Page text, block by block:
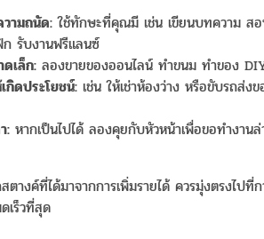
วามถนัด:ใช้ทักษะที่คุณมี เช่น เขียนบทความ ส
รับงานฟรีแลนซ์
เล็ก: ลองขายของออนไลน์ ทำขนม ทำของ
กิดประโยชน์: เช่น ให้เช่าห้องว่าง หรือขับรถส่ง
: หากเป็นไปได้ ลองคุยกับหัวหน้าเพื่อขอทำงานล่
างค์ที่ได้มาจากการเพิ่มรายได้ ควรมุ่งตรงไปที่
เร็วที่สุด